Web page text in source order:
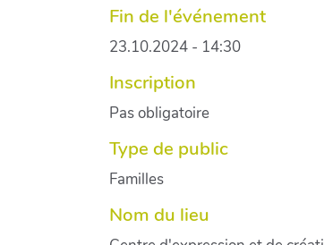
Fin de l'événement
23.10.2024 - 14:30
Inscription
Pas obligatoire
Type de public
Familles
Nom du lieu